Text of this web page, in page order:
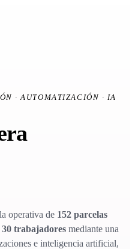
· AUTOMATIZACIÓN · IA
operativa de 152 parcelas
30 trabajadores mediante una
e inteligencia artificial,